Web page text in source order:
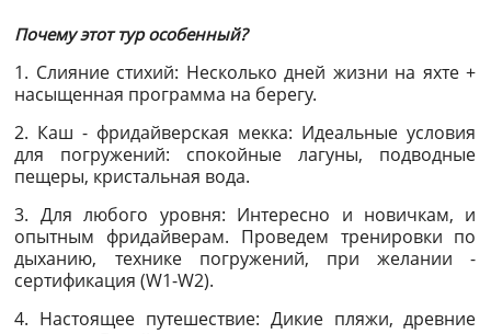
Почему этот тур особенный?
1. Слияние стихий: Несколько дней жизни на яхте +
насыщенная программа на берегу.
2. Каш - фридайверская мекка: Идеальные условия
для погружений: спокойные лагуны, подводные
пещеры, кристальная вода.
3. Для любого уровня: Интересно и новичкам, и
опытным фридайверам. Проведем тренировки по
дыханию, технике погружений, при желании -
сертификация (W1-W2).
4. Настоящее путешествие: Дикие пляжи, древние